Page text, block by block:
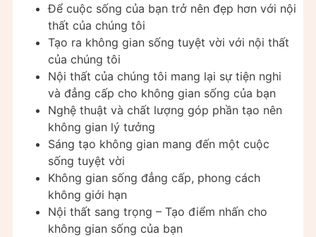
Để cuộc sống của bạn trở nên đẹp hơn với nội
thất của chúng tôi
Tạo ra không gian sống tuyệt vời với nội thất
của chúng tôi
Nội thất của chúng tôi mang lại sự tiện nghi
và đẳng cấp cho không gian sống của bạn
Nghệ thuật và chất lượng góp phần tạo nên
không gian lý tưởng
Sáng tạo không gian mang đến một cuộc
sống tuyệt vời
Không gian sống đẳng cấp, phong cách
không giới hạn
Nội thất sang trọng – Tạo điểm nhấn cho
không gian sống của bạn